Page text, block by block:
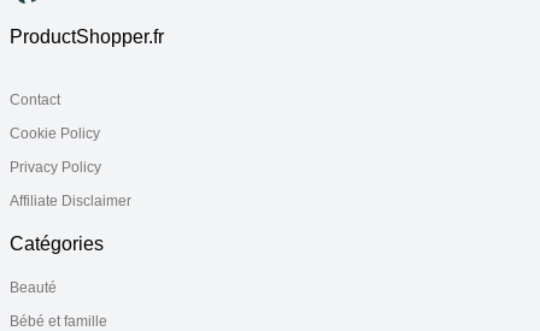
ProductShopper.fr
Contact
Cookie Policy
Privacy Policy
Affiliate Disclaimer
Catégories
Beauté
Bébé et famille